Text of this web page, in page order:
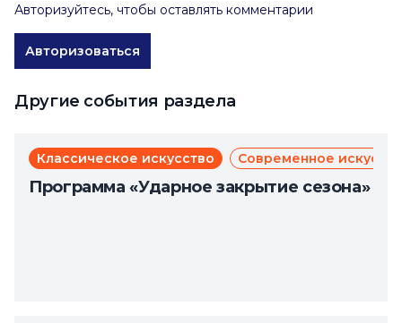
Авторизуйтесь, чтобы оставлять комментарии
Авторизоваться
Другие события раздела
Классическое искусство Современное
Программа «Ударное закрытие сезона»